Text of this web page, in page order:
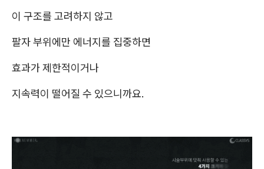
이 구조를 고려하지 않고
팔자 부위에만 에너지를 집중하면
효과가 제한적이거나
지속력이 떨어질 수 있으니까요.